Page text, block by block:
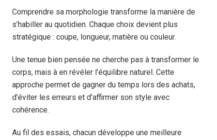
Comprendre sa morphologie transforme la manière de
s’habiller au quotidien. Chaque choix devient plus
stratégique : coupe, longueur, matière ou couleur.
Une tenue bien pensée ne cherche pas à transformer le
corps, mais à en révéler l’équilibre naturel. Cette
approche permet de gagner du temps lors des achats,
d’éviter les erreurs et d’affirmer son style avec
cohérence.
Au fil des essais, chacun développe une meilleure